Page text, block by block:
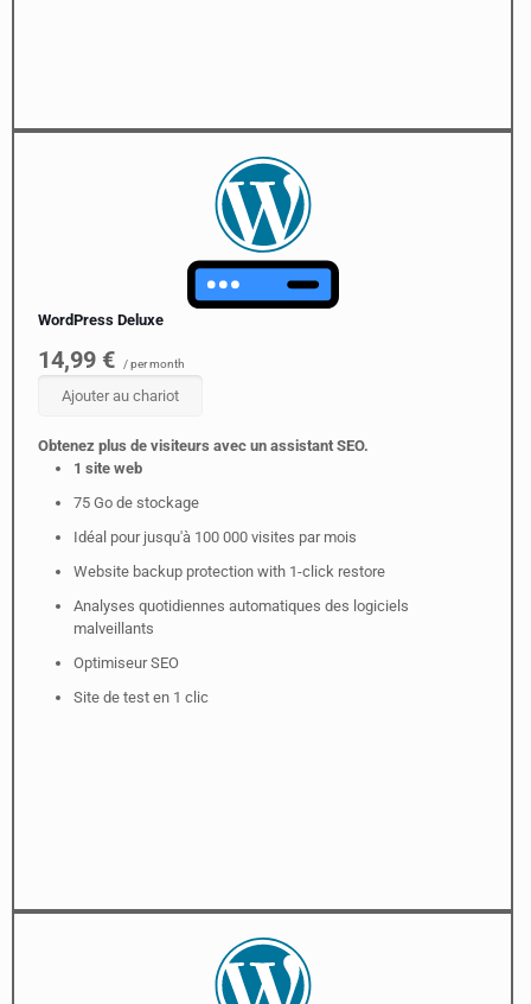
WordPress Deluxe
14,99 € / per month
Ajouter au chariot
Obtenez plus de visiteurs avec un assistant SEO.
1 site web
75 Go de stockage
Idéal pour jusqu'à 100 000 visites par mois
Website backup protection with 1-click restore
Analyses quotidiennes automatiques des logiciels
malveillants
Optimiseur SEO
Site de test en 1 clic